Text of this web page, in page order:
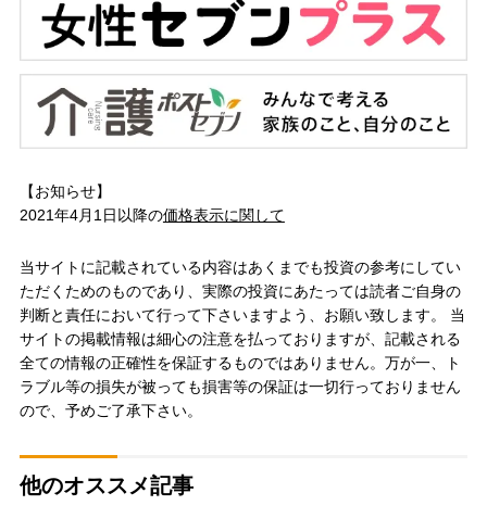
【お知らせ】
2021年4月1日以降の価格表示に関して
当サイトに記載されている内容はあくまでも投資の参考にしてい
ただくためのものであり、実際の投資にあたっては読者ご自身の
判断と責任において行って下さいますよう、お願い致します。 当
サイトの掲載情報は細心の注意を払っておりますが、記載される
全ての情報の正確性を保証するものではありません。万が一、ト
ラブル等の損失が被っても損害等の保証は一切行っておりません
ので、予めご了承下さい。
他のオススメ記事